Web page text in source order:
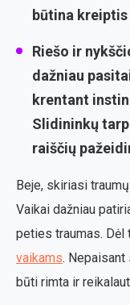
būtina
Riešo ir
dažniau
krentant
Slidininkų
raiščių
Beje, skiriasi
Vaikai dažniau
peties traumas. Dėl
vaikams. Nepaisant
būti rimta ir